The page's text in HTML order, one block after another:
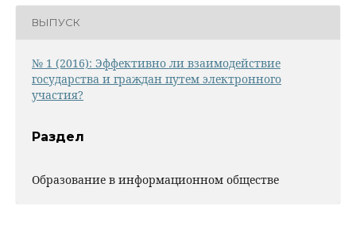
ВЫПУСК
№ 1 (2016): Эффективно ли взаимодействие
государства и граждан путем электронного
участия?
Раздел
Образование в информационном обществе